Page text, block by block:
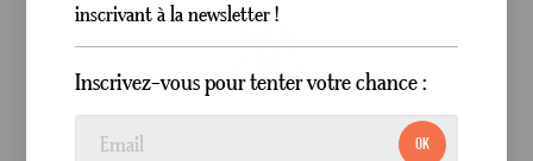
inscrivant à la newsletter !
Inscrivez-vous pour tenter votre chance :
OK